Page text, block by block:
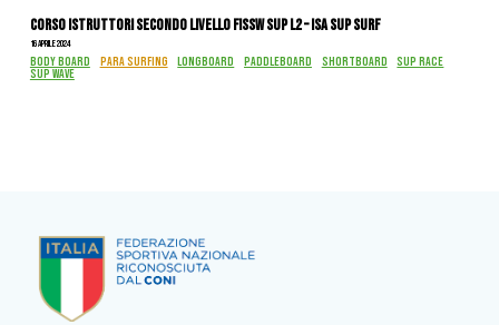
CORSO ISTRUTTORI SECONDO LIVELLO FISSW SUP L2 – ISA SUP SURF
16 Aprile 2024
BODY BOARD PARA SURFING LONGBOARD PADDLEBOARD SHORTBOARD
SUP RACE
SUP WAVE